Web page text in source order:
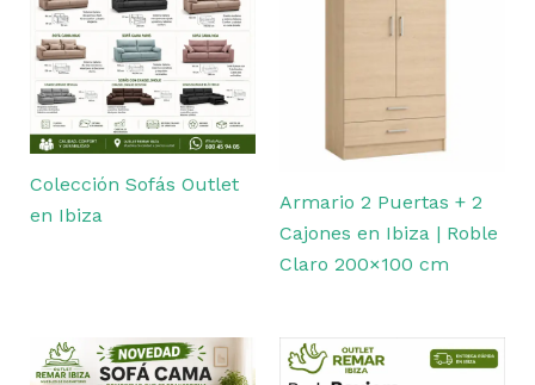
Colección Sofás Outlet
en Ibiza
Armario 2 Puertas + 2
Cajones en Ibiza | Roble
Claro 200×100 cm